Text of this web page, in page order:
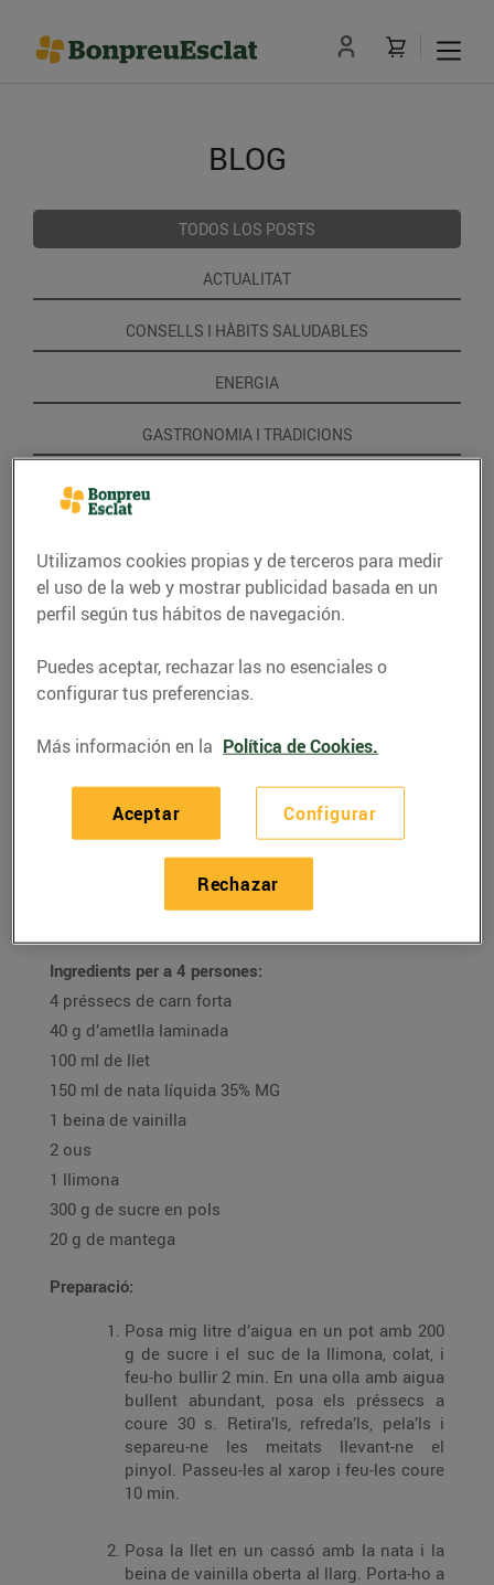
BLOG
TODOS LOS POSTS
ACTUALITAT
CONSELLS I HÀBITS SALUDABLES
ENERGIA
GASTRONOMIA I TRADICIONS
RECETAS
Préssecs gratinats
Ingredients per a 4 persones:
4 préssecs de carn forta
40 g d’ametlla laminada
100 ml de llet
150 ml de nata líquida 35% MG
1 beina de vainilla
2 ous
1 llimona
300 g de sucre en pols
20 g de mantega
Preparació:
Posa mig litre d’aigua en un pot amb 200
g de sucre i el suc de la llimona, colat, i
feu-ho bullir 2 min. En una olla amb aigua
bullent abundant, posa els préssecs a
coure 30 s. Retira’ls, refreda’ls, pela’ls i
separeu-ne les meitats llevant-ne el
pinyol. Passeu-les al xarop i feu-les coure
10 min.
Posa la llet en un cassó amb la nata i la
beina de vainilla oberta al llarg. Porta-ho a
Utilizamos cookies propias y de terceros para medir
el uso de la web y mostrar publicidad basada en un
perfil según tus hábitos de navegación.
Puedes aceptar, rechazar las no esenciales o
configurar tus preferencias.
Más información en la Política de Cookies.
Configurar
Rechazar
Aceptar